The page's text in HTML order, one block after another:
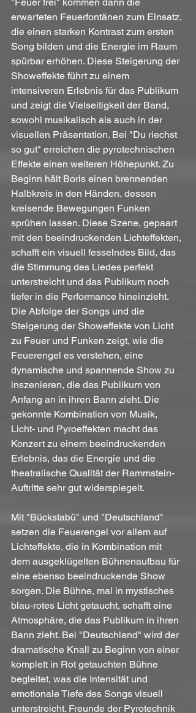
erwarteten Feuerfontänen zum Einsatz,
die einen starken Kontrast zum ersten
Song bilden und die Energie im Raum
spürbar erhöhen. Diese Steigerung der
Showeffekte führt zu einem
intensiveren Erlebnis für das Publikum
und zeigt die Vielseitigkeit der Band,
sowohl musikalisch als auch in der
visuellen Präsentation. Bei "Du riechst
so gut" erreichen die pyrotechnischen
Effekte einen weiteren Höhepunkt. Zu
Beginn hält Boris einen brennenden
Halbkreis in den Händen, dessen
kreisende Bewegungen Funken
sprühen lassen. Diese Szene, gepaart
mit den beeindruckenden Lichteffekten,
schafft ein visuell fesselndes Bild, das
die Stimmung des Liedes perfekt
unterstreicht und das Publikum noch
tiefer in die Performance hineinzieht.
Die Abfolge der Songs und die
Steigerung der Showeffekte von Licht
zu Feuer und Funken zeigt, wie die
Feuerengel es verstehen, eine
dynamische und spannende Show zu
inszenieren, die das Publikum von
Anfang an in ihren Bann zieht. Die
gekonnte Kombination von Musik,
Licht- und Pyroeffekten macht das
Konzert zu einem beeindruckenden
Erlebnis, das die Energie und die
theatralische Qualität der Rammstein-
Auftritte sehr gut widerspiegelt.
Mit "Bückstabü" und "Deutschland"
setzen die Feuerengel vor allem auf
Lichteffekte, die in Kombination mit
dem ausgeklügelten Bühnenaufbau für
eine ebenso beeindruckende Show
sorgen. Die Bühne, mal in mystisches
blau-rotes Licht getaucht, schafft eine
Atmosphäre, die das Publikum in ihren
Bann zieht. Bei "Deutschland" wird der
dramatische Knall zu Beginn von einer
komplett in Rot getauchten Bühne
begleitet, was die Intensität und
emotionale Tiefe des Songs visuell
unterstreicht. Freunde der Pyrotechnik